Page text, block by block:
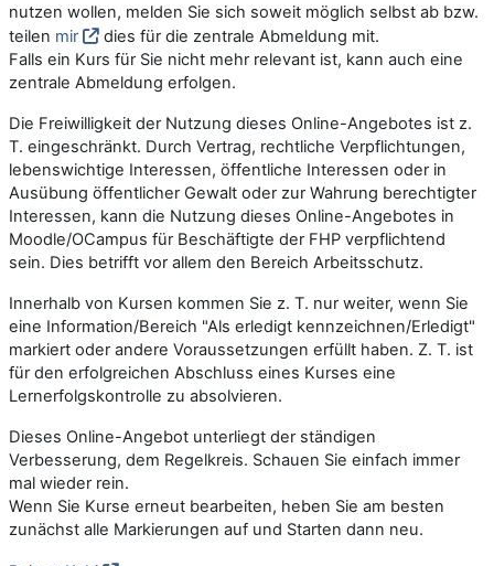
nutzen wollen, melden Sie sich soweit möglich selbst ab bzw.
teilen mir
dies für die zentrale Abmeldung mit.
Falls ein Kurs für Sie nicht mehr relevant ist, kann auch eine
zentrale Abmeldung erfolgen.
Die Freiwilligkeit der Nutzung dieses Online-Angebotes ist z.
T. eingeschränkt. Durch Vertrag, rechtliche Verpflichtungen,
lebenswichtige Interessen, öffentliche Interessen oder in
Ausübung öffentlicher Gewalt oder zur Wahrung berechtigter
Interessen, kann die Nutzung dieses Online-Angebotes in
Moodle/OCampus für Beschäftigte der FHP verpflichtend
sein. Dies betrifft vor allem den Bereich Arbeitsschutz.
Innerhalb von Kursen kommen Sie z. T. nur weiter, wenn Sie
eine Information/Bereich "Als erledigt kennzeichnen/Erledigt"
markiert oder andere Voraussetzungen erfüllt haben. Z. T. ist
für den erfolgreichen Abschluss eines Kurses eine
Lernerfolgskontrolle zu absolvieren.
Dieses Online-Angebot unterliegt der ständigen
Verbesserung, dem Regelkreis. Schauen Sie einfach immer
mal wieder rein.
Wenn Sie Kurse erneut bearbeiten, heben Sie am besten
zunächst alle Markierungen auf und Starten dann neu.